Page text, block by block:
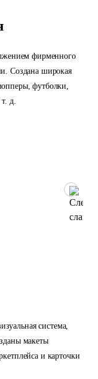
фирменного
Создана широкая
футболки,
д.
система,
макеты
и карточки